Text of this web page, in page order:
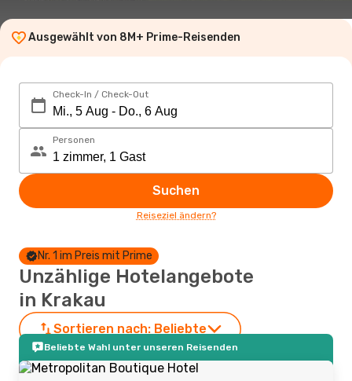
Ausgewählt von 8M+ Prime-Reisenden
Check-In / Check-Out
Personen
Suchen
Reiseziel ändern?
Nr. 1 im Preis mit Prime
Unzählige Hotelangebote
in Krakau
Sortieren nach: Beliebte
Beliebte Wahl unter unseren Reisenden